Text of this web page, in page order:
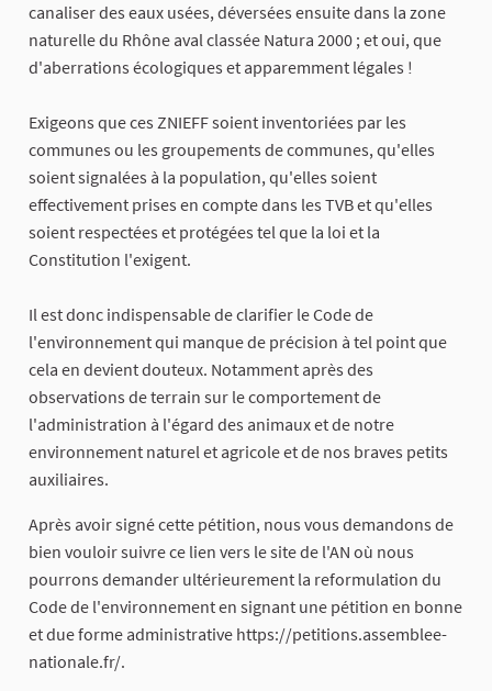
canaliser des eaux usées, déversées ensuite dans la zone
naturelle du Rhône aval classée Natura 2000 ; et oui, que
d'aberrations écologiques et apparemment légales !
Exigeons que ces ZNIEFF soient inventoriées par les
communes ou les groupements de communes, qu'elles
soient signalées à la population, qu'elles soient
effectivement prises en compte dans les TVB et qu'elles
soient respectées et protégées tel que la loi et la
Constitution l'exigent.
Il est donc indispensable de clarifier le Code de
l'environnement qui manque de précision à tel point que
cela en devient douteux. Notamment après des
observations de terrain sur le comportement de
l'administration à l'égard des animaux et de notre
environnement naturel et agricole et de nos braves petits
auxiliaires.
Après avoir signé cette pétition, nous vous demandons de
bien vouloir suivre ce lien vers le site de l'AN où nous
pourrons demander ultérieurement la reformulation du
Code de l'environnement en signant une pétition en bonne
et due forme administrative https://petitions.assemblee-
nationale.fr/.